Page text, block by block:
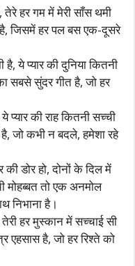
हर गम में मेरी साँस थमी
है, जिसमें हर पल बस एक-दूसरे
ये प्यार की दुनिया कितनी
सबसे सुंदर गीत है, जो हर
प्यार की राह कितनी सच्ची
जो कभी न बदले, हमेशा रहे
डोर हो, दोनों के दिल में
मोहब्बत तो एक अनमोल
निभाना है।
हर मुस्कान में सच्चाई सी
एहसास है, जो हर रिश्ते को